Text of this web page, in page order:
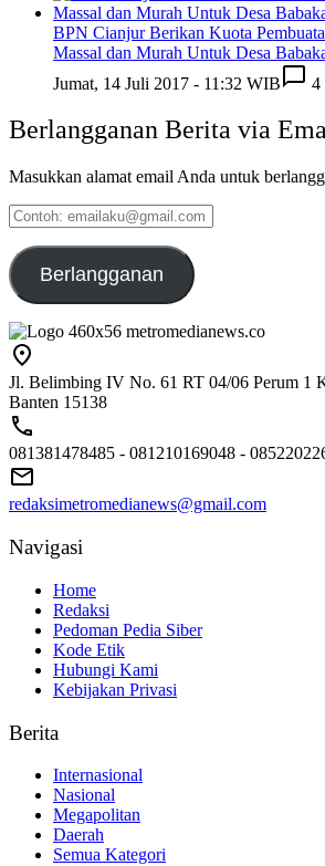
BPN Cianjur Berikan Kuota
Massal dan Murah Untuk Desa
Jumat, 14 Juli 2017 - 11:32 WIB
4
Berlangganan Berita via
Masukkan alamat email Anda untuk
Contoh:
emailaku@gmail.com
Berlangganan
Jl. Belimbing IV No. 61 RT 04/06 Perum 1
Banten 15138
081381478485 - 081210169048 -
redaksimetromedianews@gmail.com
Navigasi
Home
Redaksi
Pedoman Pedia Siber
Kode Etik
Hubungi Kami
Kebijakan Privasi
Berita
Internasional
Nasional
Megapolitan
Daerah
Semua Kategori